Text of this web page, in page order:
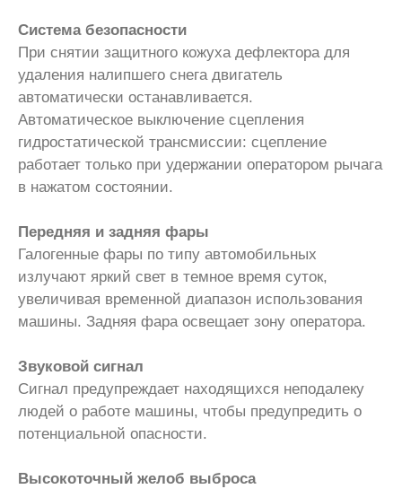
Система безопасности
При снятии защитного кожуха дефлектора для
удаления налипшего снега двигатель
автоматически останавливается.
Автоматическое выключение сцепления
гидростатической трансмиссии: сцепление
работает только при удержании оператором рычага
в нажатом состоянии.
Передняя и задняя фары
Галогенные фары по типу автомобильных
излучают яркий свет в темное время суток,
увеличивая временной диапазон использования
машины. Задняя фара освещает зону оператора.
Звуковой сигнал
Сигнал предупреждает находящихся неподалеку
людей о работе машины, чтобы предупредить о
потенциальной опасности.
Высокоточный желоб выброса